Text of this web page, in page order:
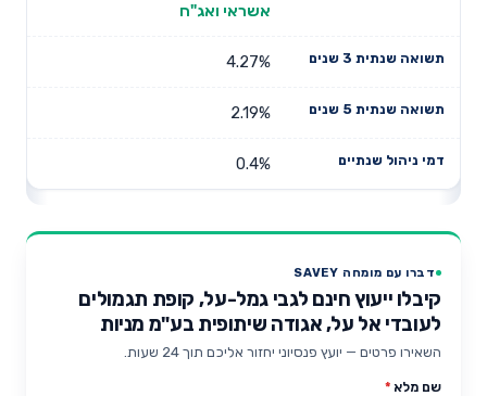
אשראי ואג"ח
4.27%
2.19%
0.4%
דברו עם מומחה SAVEY
קיבלו ייעוץ חינם לגבי גמל-על, קופת תגמולים
לעובדי אל על, אגודה שיתופית בע"מ מניות
השאירו פרטים — יועץ פנסיוני יחזור אליכם תוך 24 שעות.
שם מלא *